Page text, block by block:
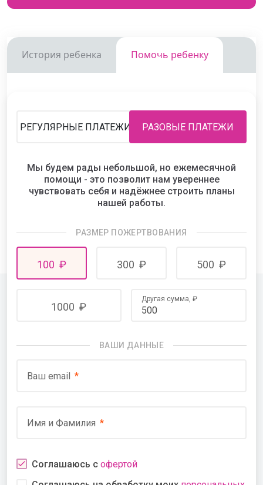
История ребенка Помочь ребенку
РЕГУЛЯРНЫЕ ПЛАТЕЖИ РАЗОВЫЕ ПЛАТЕЖИ
Мы будем рады небольшой, но ежемесячной
помощи - это позволит нам увереннее
чувствовать себя и надёжнее строить планы
нашей работы.
РАЗМЕР ПОЖЕРТВОВАНИЯ
100 ₽ 300 ₽ 500 ₽
1000 ₽
Другая сумма, ₽
ВАШИ ДАННЫЕ
Ваш email
Имя и Фамилия
Соглашаюсь с офертой